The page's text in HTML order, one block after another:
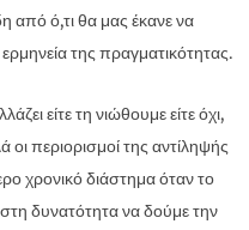
από ό,τι θα μας έκανε να
της πραγματικότητας.
είτε τη νιώθουμε είτε όχι,
οι περιορισμοί της αντίληψής
χρονικό διάστημα όταν το
δυνατότητα να δούμε την